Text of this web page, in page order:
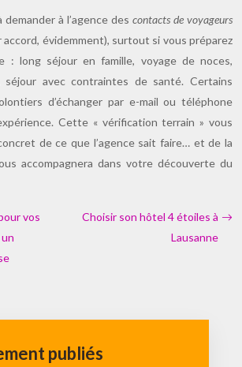
demander à l’agence des contacts de voyageurs
accord, évidemment), surtout si vous préparez
: long séjour en famille, voyage de noces,
séjour avec contraintes de santé. Certains
d’échanger par e-mail ou téléphone
Cette « vérification terrain » vous
de ce que l’agence sait faire… et de la
accompagnera dans votre découverte du
vos
Choisir son hôtel 4 étoiles à
Lausanne
publiés